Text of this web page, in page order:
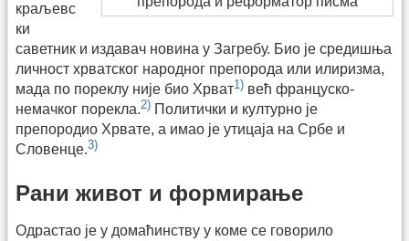
краљевс
ки
саветник и издавач новина у Загребу. Био је средишња
личност хрватског народног препорода или илиризма,
мада по пореклу није био Хрват1) већ француско-
немачког порекла.2) Политички и културно је
препородио Хрвате, а имао је утицаја на Србе и
Словенце.3)
Рани живот и формирање
Одрастао је у домаћинству у коме се говорило